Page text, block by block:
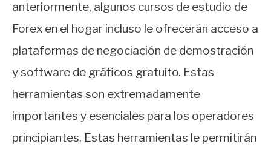
anteriormente, algunos cursos de estudio de
Forex en el hogar incluso le ofrecerán acceso a
plataformas de negociación de demostración
y software de gráficos gratuito. Estas
herramientas son extremadamente
importantes y esenciales para los operadores
principiantes. Estas herramientas le permitirán